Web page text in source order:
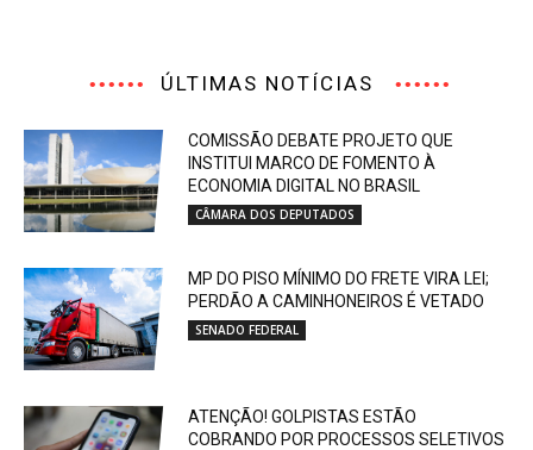
ÚLTIMAS NOTÍCIAS
COMISSÃO DEBATE PROJETO QUE
INSTITUI MARCO DE FOMENTO À
ECONOMIA DIGITAL NO BRASIL
CÂMARA DOS DEPUTADOS
MP DO PISO MÍNIMO DO FRETE VIRA LEI;
PERDÃO A CAMINHONEIROS É VETADO
SENADO FEDERAL
ATENÇÃO! GOLPISTAS ESTÃO
COBRANDO POR PROCESSOS SELETIVOS